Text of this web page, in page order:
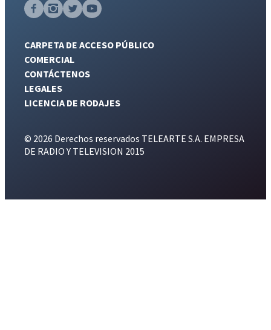
CARPETA DE ACCESO PÚBLICO
COMERCIAL
CONTÁCTENOS
LEGALES
LICENCIA DE RODAJES
© 2026 Derechos reservados TELEARTE S.A. EMPRESA
DE RADIO Y TELEVISION 2015